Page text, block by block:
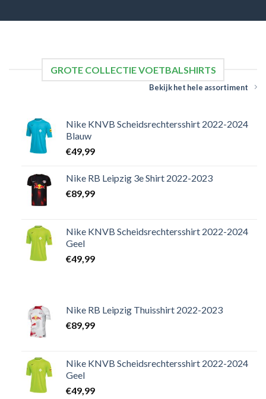
GROTE COLLECTIE VOETBALSHIRTS
Bekijk het hele assortiment
Nike KNVB Scheidsrechtersshirt 2022-2024
Blauw
€49,99
Nike RB Leipzig 3e Shirt 2022-2023
€89,99
Nike KNVB Scheidsrechtersshirt 2022-2024
Geel
€49,99
Nike RB Leipzig Thuisshirt 2022-2023
€89,99
Nike KNVB Scheidsrechtersshirt 2022-2024
Geel
€49,99